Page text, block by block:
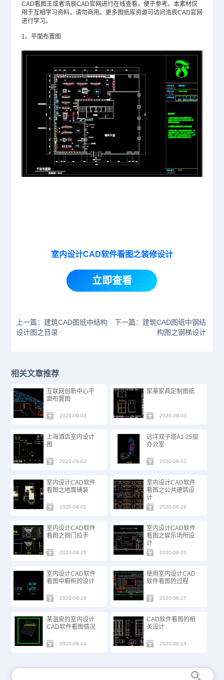
CAD看图王或者浩辰CAD官网进行在线查看，便于参考。本素材仅
用于互相学习资料，请勿商用。更多图纸库资源可访问浩辰CAD官网
进行学习。
1、平面布置图
室内设计CAD软件看图之装修设计
立即查看
上一篇：建筑CAD图纸中结构
设计图之目录
下一篇：建筑CAD图纸中钢结
构图之钢梯设计
相关文章推荐
互联网创新中心平
面布置图
2020-09-03
家莱家具定制图纸
2020-09-03
上海酒店室内设计
图
2020-09-02
远洋双子塔A1 25层
办公室
2020-09-02
室内设计CAD软件
看图之地面铺装
2020-09-01
室内设计CAD软件
看图之公共建筑设
计
2020-08-28
室内设计CAD软件
看图之铜门拉手
2020-08-25
室内设计CAD软件
看图之娱乐场所设
计
2020-08-20
室内设计CAD软件
看图中橱柜的设计
2020-08-18
使用室内设计CAD
软件看图的过程
2020-08-17
某温泉的室内设计
CAD软件看图情况
2020-08-14
CAD软件看图的相
关设计
2020-08-14